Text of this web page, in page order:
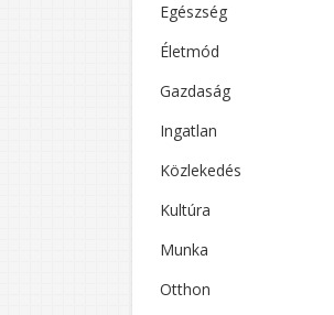
Egészség
Életmód
Gazdaság
Ingatlan
Közlekedés
Kultúra
Munka
Otthon